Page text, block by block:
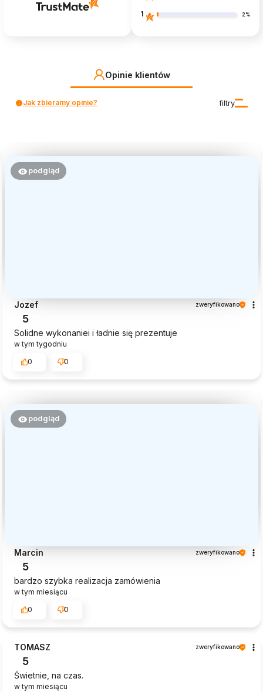
1 2%
Opinie klientów
filtry
Jak zbieramy opinie?
podgląd
Jozef zweryfikowano
5
Solidne wykonaniei i ładnie się prezentuje
w tym tygodniu
0
0
podgląd
Marcin zweryfikowano
5
bardzo szybka realizacja zamówienia
w tym miesiącu
0
0
TOMASZ zweryfikowano
5
Świetnie, na czas.
w tym miesiącu